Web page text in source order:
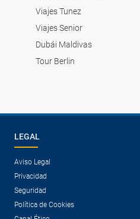
Viajes Tunez
Viajes Senior
Dubái Maldivas
Tour Berlin
LEGAL
Aviso Legal
Privacidad
Seguridad
Política de Cookies